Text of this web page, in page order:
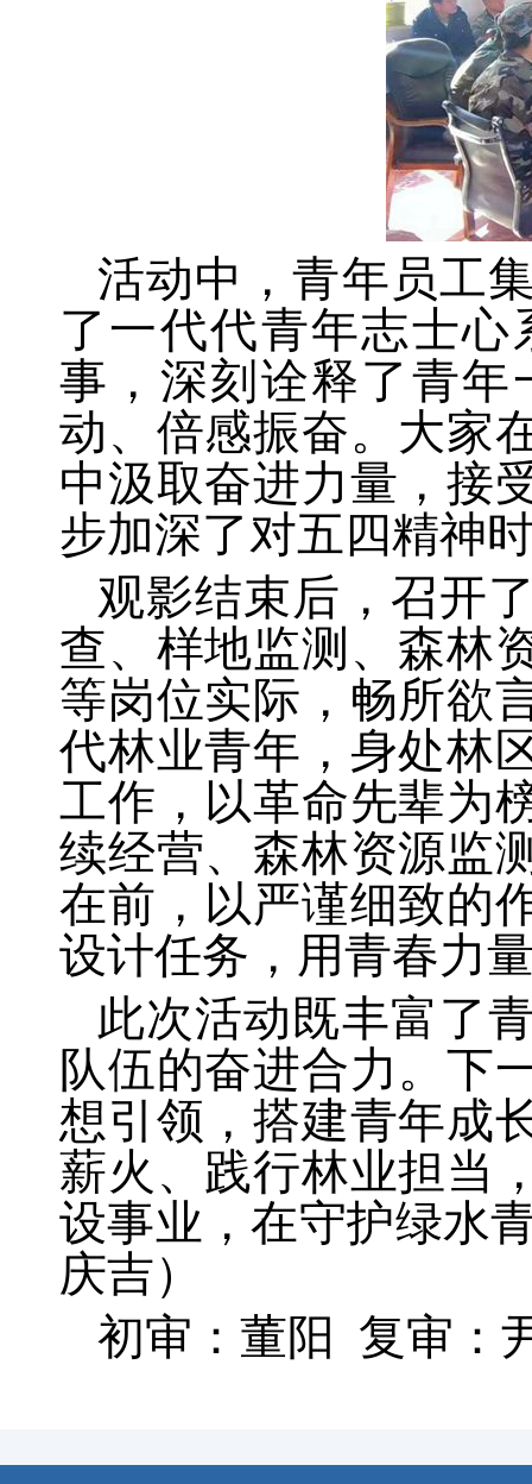
活动中，青年员工
了一代代青年志士
事，深刻诠释了青
动、倍感振奋。大家
中汲取奋进力量，接
步加深了对五四精神
观影结束后，召开
查、样地监测、森林
等岗位实际，畅所欲
代林业青年，身处林
工作，以革命先辈为
续经营、森林资源监
在前，以严谨细致的
设计任务，用青春力
此次活动既丰富了
队伍的奋进合力。下
想引领，搭建青年成
薪火、践行林业担当
设事业，在守护绿水
庆吉）
初审：董阳 复审：